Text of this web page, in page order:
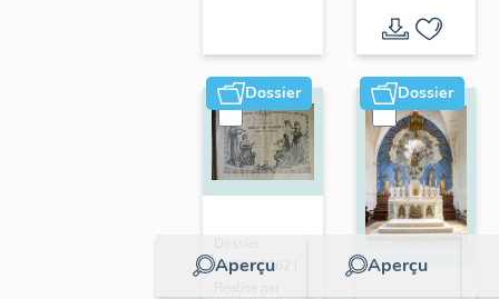
Dossier
Aperçu
IM85000762 |
Dossier
Aperçu